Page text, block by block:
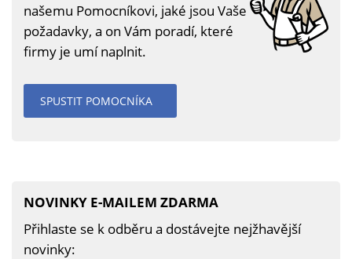
našemu Pomocníkovi, jaké jsou Vaše
požadavky, a on Vám poradí, které
firmy je umí naplnit.
SPUSTIT POMOCNÍKA
NOVINKY E-MAILEM ZDARMA
Přihlaste se k odběru a dostávejte nejžhavější
novinky: